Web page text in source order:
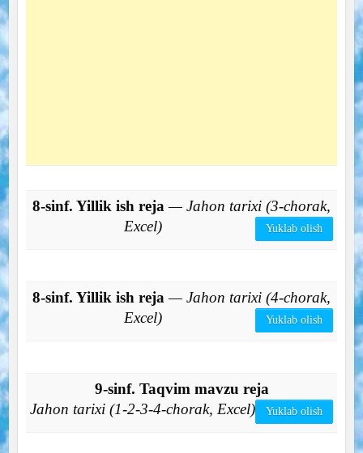
8-sinf. Yillik ish reja — Jahon tarixi (3-chorak,
Excel)
Yuklab olish
8-sinf. Yillik ish reja — Jahon tarixi (4-chorak,
Excel)
Yuklab olish
9-sinf. Taqvim mavzu reja
Jahon tarixi (1-2-3-4-chorak, Excel)
Yuklab olish